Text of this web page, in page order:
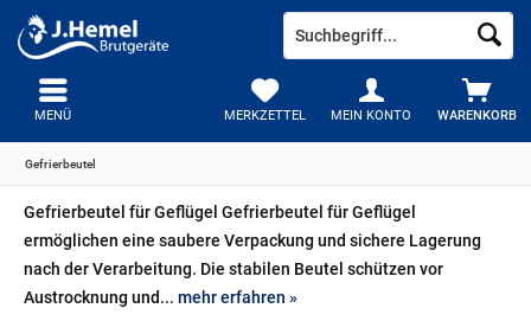
WARENKORB
MERKZETTEL MEIN KONTO
MENÜ
Gefrierbeutel
Gefrierbeutel für Geflügel Gefrierbeutel für Geflügel
ermöglichen eine saubere Verpackung und sichere Lagerung
nach der Verarbeitung. Die stabilen Beutel schützen vor
Austrocknung und... mehr erfahren »